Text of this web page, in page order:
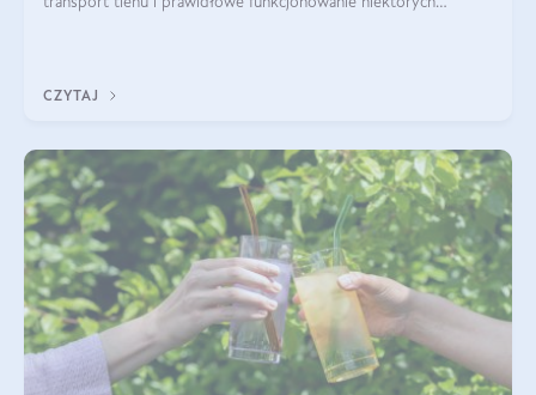
CZYTAJ